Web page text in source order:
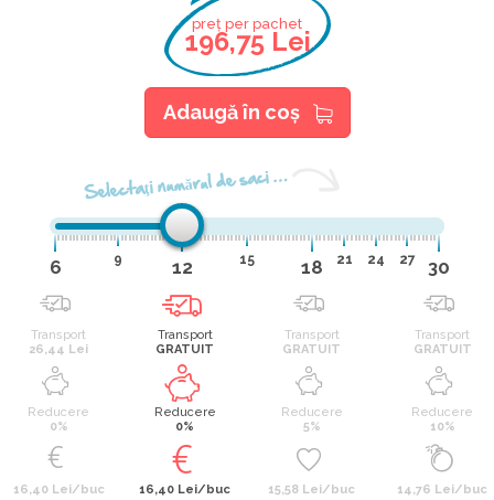
Selectaţi numărul de saci …
6 9 12 15 18 21 24 27 30
Transport
26,44 Lei
Reducere
0%
16,40 Lei/buc
Transport
GRATUIT
Reducere
0%
16,40 Lei/buc
Transport
GRATUIT
Reducere
5%
15,58 Lei/buc
Transport
GRATUIT
Reducere
10%
14,76 Lei/buc
preț per pachet
196,75 Lei
Adaugă în coş